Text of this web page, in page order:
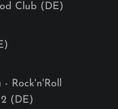
Club (DE)
Rock'n'Roll
(DE)